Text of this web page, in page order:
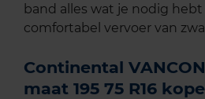
band alles wat je nodig
comfortabel vervoer van
Continental
maat 195 75 R16